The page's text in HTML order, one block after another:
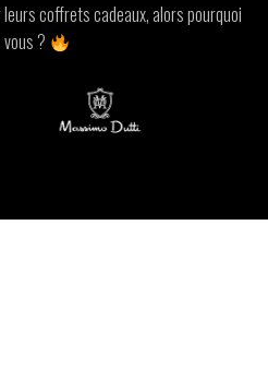
coffrets cadeaux, alors pourquoi
?